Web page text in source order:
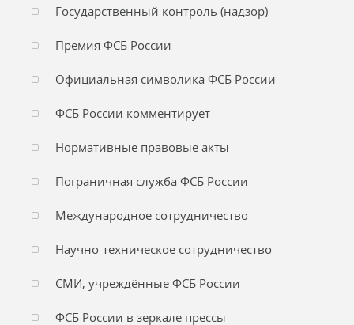
Государственный контроль (надзор)
Премия ФСБ России
Официальная символика ФСБ России
ФСБ России комментирует
Нормативные правовые акты
Пограничная служба ФСБ России
Международное сотрудничество
Научно-техническое сотрудничество
СМИ, учреждённые ФСБ России
ФСБ России в зеркале прессы